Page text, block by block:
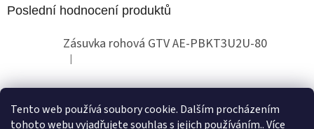
Tento web používá soubory cookie. Dalším procházením
tohoto webu vyjadřujete souhlas s jejich používáním.. Více
Poslední hodnocení produktů
Zásuvka rohová GTV AE-PBKT3U2U-80
Hodnocení produktu je 2 z 5 hvězdiček.
|
Obchodní pokyny